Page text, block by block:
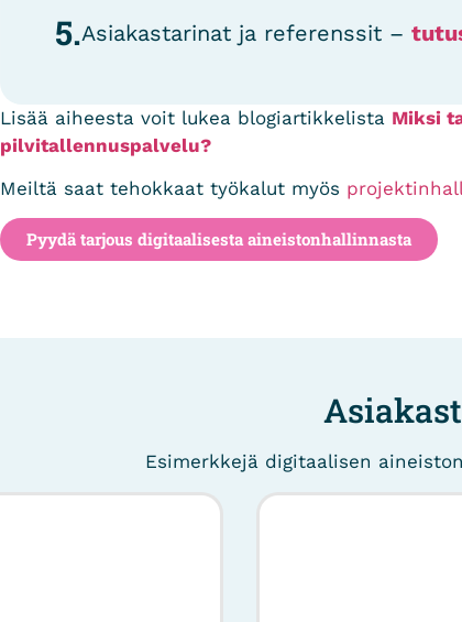
5.Asiakastarinat ja referenssit –
Lisää aiheesta voit lukea blogiartikkelista Miksi
pilvitallennuspalvelu?
Meiltä saat tehokkaat työkalut myös
Pyydä tarjous digitaalisesta aineistonhallinnasta
Esimerkkejä digitaalisen